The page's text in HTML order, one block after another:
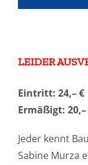
LEIDERAUS
Eintritt: 24,– €
Ermäßigt: 20,–
Jeder kennt
Sabine Murza